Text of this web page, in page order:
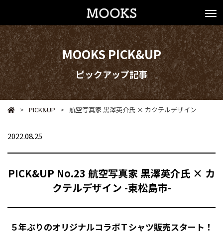
MOOKS PICK&UP
ピックアップ記事
> PICK&UP > 航空写真家 黒澤英介氏 × カクテルデザイン
2022.08.25
PICK&UP No.23 航空写真家 黒澤英介氏 × カ
クテルデザイン -東松島市-
５年ぶりのオリジナルコラボＴシャツ販売スタート！